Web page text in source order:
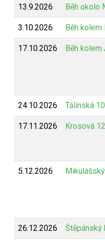
13.9.2026 Běh okolo
3.10.2026 Běh kolem
17.10.2026 Běh
24.10.2026 Tálínská 10
17.11.2026 Krosová
5.12.2026
26.12.2026 Štěpánský